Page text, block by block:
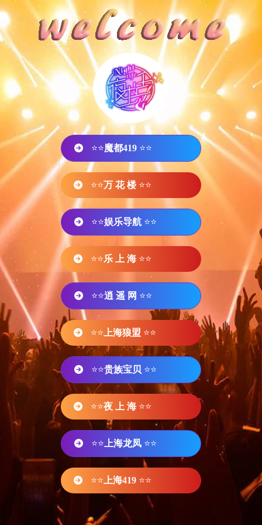
⭐⭐魔都419 ⭐⭐
⭐⭐万 花 楼 ⭐⭐
⭐⭐娱乐导航 ⭐⭐
⭐⭐乐 上 海 ⭐⭐
⭐⭐逍 遥 网 ⭐⭐
⭐⭐ 上海狼盟 ⭐⭐
⭐⭐贵族宝贝 ⭐⭐
⭐⭐夜 上 海 ⭐⭐
⭐⭐ 上海龙凤 ⭐⭐
⭐⭐ 上海419 ⭐⭐